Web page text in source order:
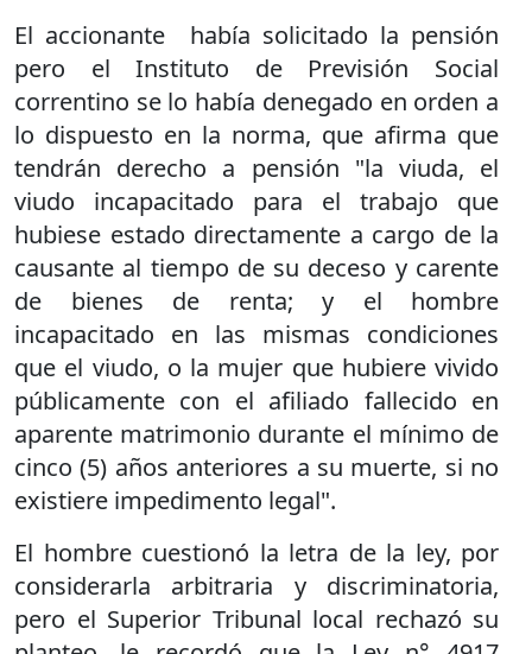
El accionante había solicitado la pensión
pero el Instituto de Previsión Social
correntino se lo había denegado en orden a
lo dispuesto en la norma, que afirma que
tendrán derecho a pensión "la viuda, el
viudo incapacitado para el trabajo que
hubiese estado directamente a cargo de la
causante al tiempo de su deceso y carente
de bienes de renta; y el hombre
incapacitado en las mismas condiciones
que el viudo, o la mujer que hubiere vivido
públicamente con el afiliado fallecido en
aparente matrimonio durante el mínimo de
cinco (5) años anteriores a su muerte, si no
existiere impedimento legal".
El hombre cuestionó la letra de la ley, por
considerarla arbitraria y discriminatoria,
pero el Superior Tribunal local rechazó su